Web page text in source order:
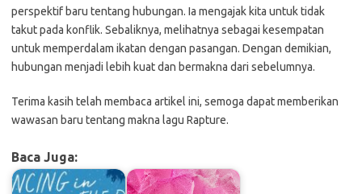
perspektif baru tentang hubungan. Ia mengajak kita untuk tidak
takut pada konflik. Sebaliknya, melihatnya sebagai kesempatan
untuk memperdalam ikatan dengan pasangan. Dengan demikian,
hubungan menjadi lebih kuat dan bermakna dari sebelumnya.
Terima kasih telah membaca artikel ini, semoga dapat memberikan
wawasan baru tentang makna lagu Rapture.
Baca Juga: